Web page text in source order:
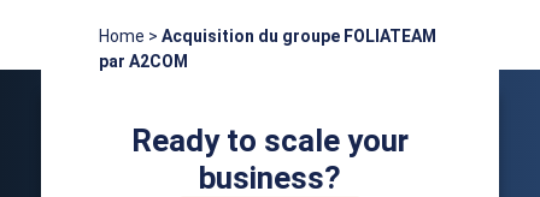
Home > Acquisition du groupe FOLIATEAM
par A2COM
Ready to scale your
business?